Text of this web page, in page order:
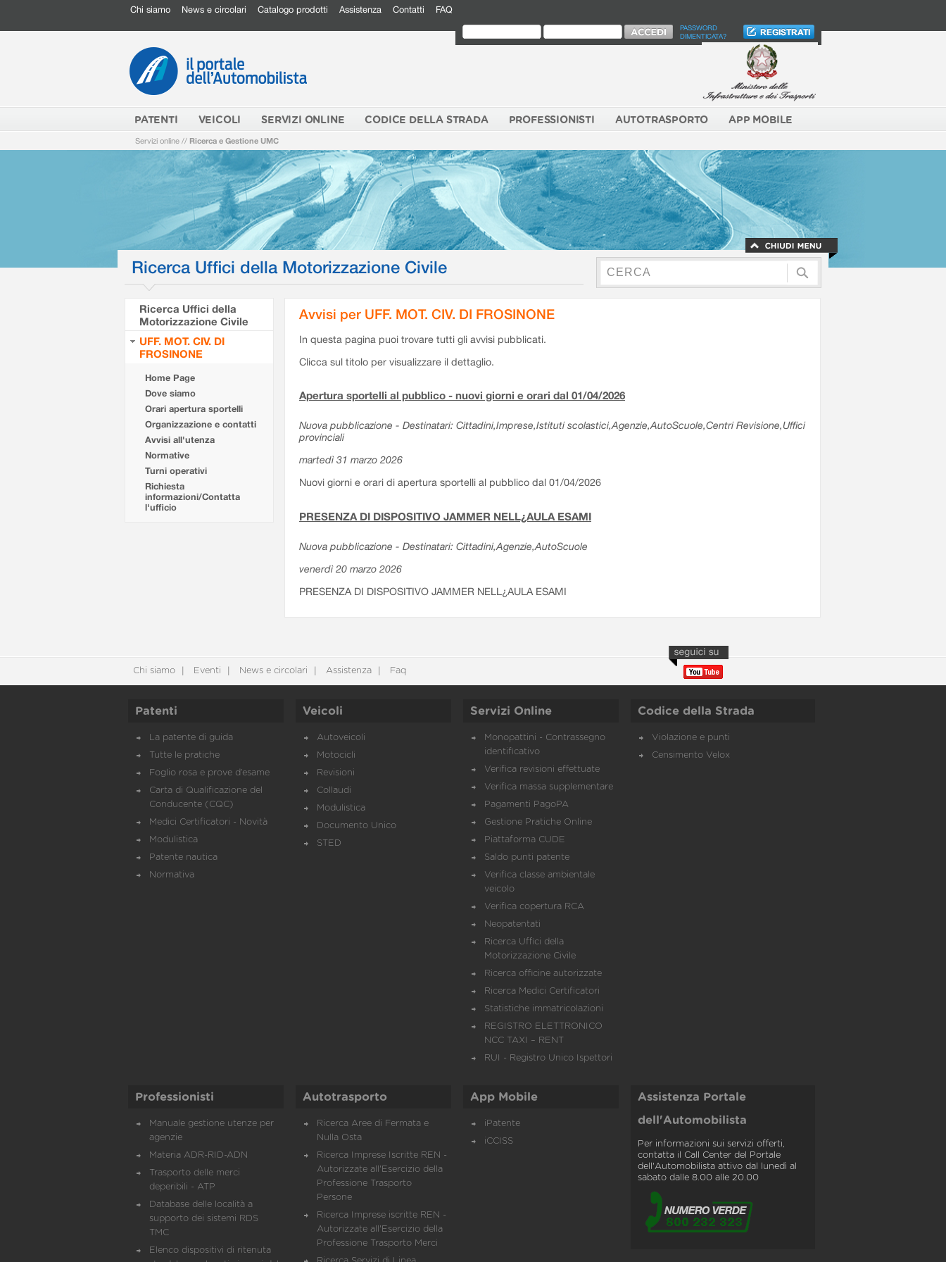
Chi siamo News e circolari Catalogo prodotti Assistenza Contatti FAQ
PASSWORD
DIMENTICATA?
PATENTI VEICOLI SERVIZI ONLINE CODICE DELLA STRADA PROFESSIONISTI AUTOTRASPORTO APP MOBILE
Servizi online // Ricerca e Gestione UMC
Ricerca Uffici della Motorizzazione Civile
Ricerca Uffici della
Motorizzazione Civile
UFF. MOT. CIV. DI
FROSINONE
Home Page
Dove siamo
Orari apertura sportelli
Organizzazione e contatti
Avvisi all'utenza
Normative
Turni operativi
Richiesta
informazioni/Contatta
l'ufficio
Avvisi per UFF. MOT. CIV. DI FROSINONE
In questa pagina puoi trovare tutti gli avvisi pubblicati.
Clicca sul titolo per visualizzare il dettaglio.
Apertura sportelli al pubblico - nuovi giorni e orari dal 01/04/2026
Nuova pubblicazione - Destinatari: Cittadini,Imprese,Istituti scolastici,Agenzie,AutoScuole,Centri Revisione,Uffici
provinciali
martedì 31 marzo 2026
Nuovi giorni e orari di apertura sportelli al pubblico dal 01/04/2026
PRESENZA DI DISPOSITIVO JAMMER NELL¿AULA ESAMI
Nuova pubblicazione - Destinatari: Cittadini,Agenzie,AutoScuole
venerdì 20 marzo 2026
PRESENZA DI DISPOSITIVO JAMMER NELL¿AULA ESAMI
Chi siamo Eventi News e circolari Assistenza Faq
Patenti
La patente di guida
Tutte le pratiche
Foglio rosa e prove d’esame
Carta di Qualificazione del
Conducente (CQC)
Medici Certificatori - Novità
Modulistica
Patente nautica
Normativa
Veicoli
Autoveicoli
Motocicli
Revisioni
Collaudi
Modulistica
Documento Unico
STED
Servizi Online
Monopattini - Contrassegno
identificativo
Verifica revisioni effettuate
Verifica massa supplementare
Pagamenti PagoPA
Gestione Pratiche Online
Piattaforma CUDE
Saldo punti patente
Verifica classe ambientale
veicolo
Verifica copertura RCA
Neopatentati
Ricerca Uffici della
Motorizzazione Civile
Ricerca officine autorizzate
Ricerca Medici Certificatori
Statistiche immatricolazioni
REGISTRO ELETTRONICO
NCC TAXI – RENT
RUI - Registro Unico Ispettori
Codice della Strada
Violazione e punti
Censimento Velox
Professionisti
Manuale gestione utenze per
agenzie
Materia ADR-RID-ADN
Trasporto delle merci
deperibili - ATP
Database delle località a
supporto dei sistemi RDS
TMC
Elenco dispositivi di ritenuta
Autotrasporto
Ricerca Aree di Fermata e
Nulla Osta
Ricerca Imprese Iscritte REN -
Autorizzate all'Esercizio della
Professione Trasporto
Persone
Ricerca Imprese iscritte REN -
Autorizzate all'Esercizio della
Professione Trasporto Merci
App Mobile
iPatente
iCCISS
Assistenza Portale
dell'Automobilista
Per informazioni sui servizi offerti,
contatta il Call Center del Portale
dell'Automobilista attivo dal lunedì al
sabato dalle 8.00 alle 20.00